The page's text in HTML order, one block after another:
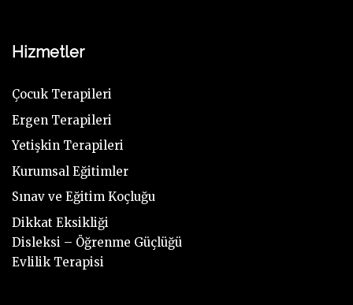
Hizmetler
Çocuk Terapileri
Ergen Terapileri
Yetişkin Terapileri
Kurumsal Eğitimler
Sınav ve Eğitim Koçluğu
Dikkat Eksikliği
Disleksi – Öğrenme Güçlüğü
Evlilik Terapisi